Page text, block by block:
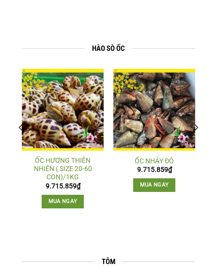
HÀO SÒ ỐC
ỐC HƯƠNG THIÊN
NHIÊN ( SIZE 20-60
CON)/1KG
9.715.859₫
MUA NGAY
ỐC NHẢY ĐỎ
9.715.859₫
MUA NGAY
TÔM